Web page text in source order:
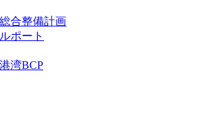
合整備計画
ポート
湾BCP